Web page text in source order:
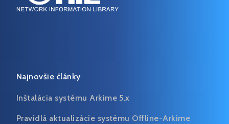
Najnovšie články
Inštalácia systému Arkime 5.x
Pravidlá aktualizácie systému Offline-Arkime